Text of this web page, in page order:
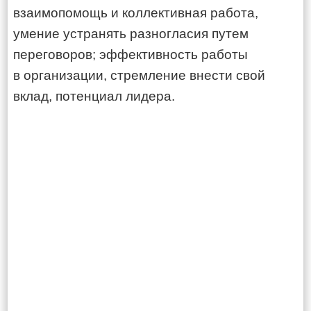
взаимопомощь и коллективная работа,
умение устранять разногласия путем
переговоров; эффективность работы
в организации, стремление внести свой
вклад, потенциал лидера.